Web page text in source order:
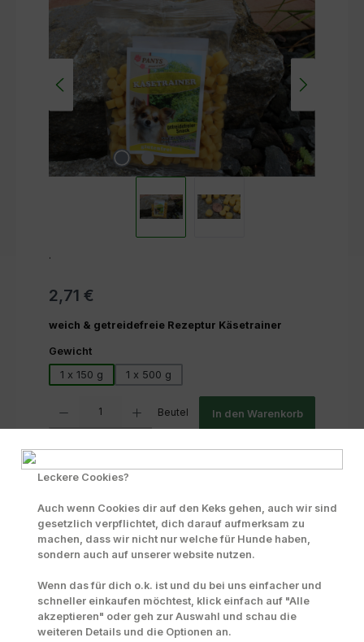
.
2,71 €
weich & getreidefreie Rezeptur Käsetrainer
Gewichtauswählen
1 x 150 g
1 x 500 g
Beutel In den Warenkorb
Zum Merkzettel hinzufügen
INFO zu Liefer- und Versandkosten
Produktnummer:72015
Beschreibung
Ein Highlight unter den Leckerchen sind die Käsetrainer
von PANYS mit der getreide- und glutenfreien Rezeptur.
Sie sind kl…Mehr
Leckere Cookies?
Auch wenn Cookies dir auf den Keks gehen, auch wir sind
gesetzlich verpflichtet, dich darauf aufmerksam zu
machen, dass wir nicht nur welche für Hunde haben,
sondern auch auf unserer website nutzen.
Wenn das für dich o.k. ist und du bei uns einfacher und
schneller einkaufen möchtest, klick einfach auf "Alle
akzeptieren" oder geh zur Auswahl und schau die
weiteren Details und die Optionen an.